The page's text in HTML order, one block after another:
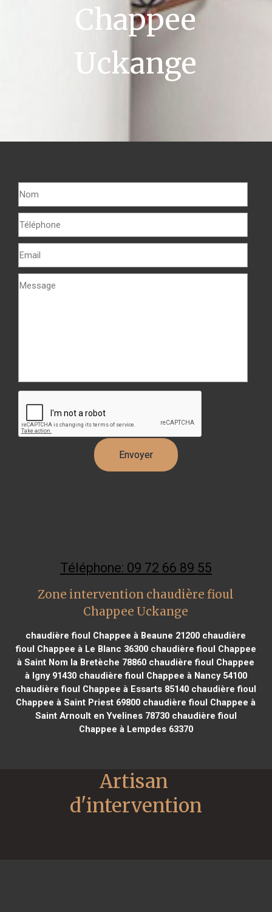
Chappee
Uckange
Téléphone: 09 72 66 89 55
Zone intervention chaudière fioul
Chappee Uckange
chaudière fioul Chappee à Beaune 21200 chaudière
fioul Chappee à Le Blanc 36300chaudière fioul Chappee
à Saint Nom la Bretèche 78860 chaudière fioul Chappee
à Igny 91430chaudière fioul Chappee à Nancy 54100
chaudière fioul Chappee à Essarts 85140 chaudière fioul
Chappee à Saint Priest 69800 chaudière fioul Chappee à
Saint Arnoult en Yvelines 78730chaudière fioul
Chappee à Lempdes 63370
Artisan
d'intervention